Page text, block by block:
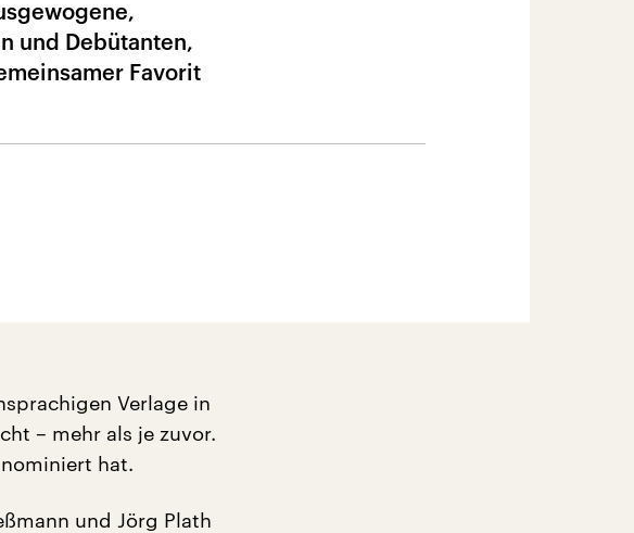
und Debütanten,
Favorit
Verlage in
– mehr als je zuvor.
hat.
und Jörg Plath